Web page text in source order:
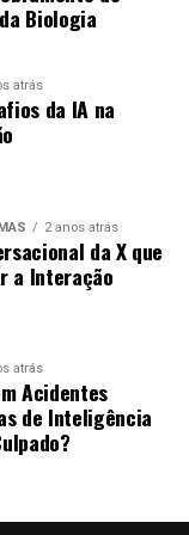
se sentiram
de interação.
para
IA na
dicas:
as melhores
seu estilo e
Biologia
atrás
da IA na
2 anos atrás
da X que
a Interação
atrás
Acidentes
de Inteligência